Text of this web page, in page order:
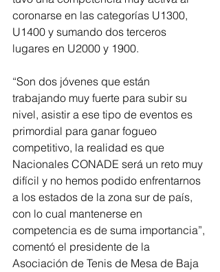
coronarse en las categorías U1300,
U1400 y sumando dos terceros
lugares en U2000 y 1900.
“Son dos jóvenes que están
trabajando muy fuerte para subir su
nivel, asistir a ese tipo de eventos es
primordial para ganar fogueo
competitivo, la realidad es que
Nacionales CONADE será un reto muy
difícil y no hemos podido enfrentarnos
a los estados de la zona sur de país,
con lo cual mantenerse en
competencia es de suma importancia”,
comentó el presidente de la
Asociación de Tenis de Mesa de Baja